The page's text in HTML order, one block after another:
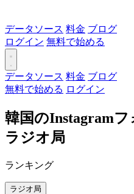
データソース 料金 ブログ
ログイン 無料で始める
データソース 料金 ブログ
無料で始める ログイン
韓国のInstagram
ラジオ局
ランキング
ラジオ局